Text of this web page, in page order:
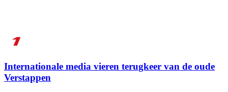
Internationale media vieren terugkeer van de oude
Verstappen